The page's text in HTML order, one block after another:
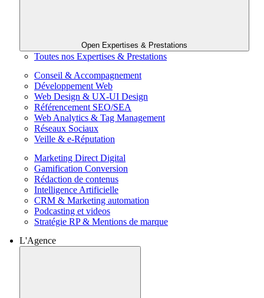
Open Expertises & Prestations
Toutes nos Expertises & Prestations
Conseil & Accompagnement
Développement Web
Web Design & UX-UI Design
Référencement SEO/SEA
Web Analytics & Tag Management
Réseaux Sociaux
Veille & e-Réputation
Marketing Direct Digital
Gamification Conversion
Rédaction de contenus
Intelligence Artificielle
CRM & Marketing automation
Podcasting et videos
Stratégie RP & Mentions de marque
L'Agence